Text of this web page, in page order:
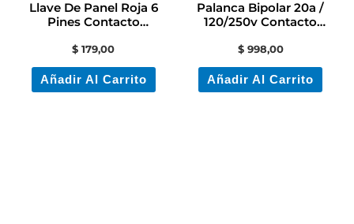
Llave De Panel Roja 6
Pines Contacto
$ 179,00
Añadir Al Carrito
Palanca Bipolar 20a /
120/250v Contacto
$998,00
Añadir Al Carrito